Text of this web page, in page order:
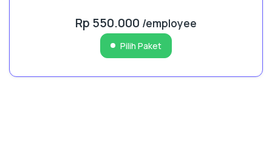
Rp 550.000 /employee
Pilih Paket